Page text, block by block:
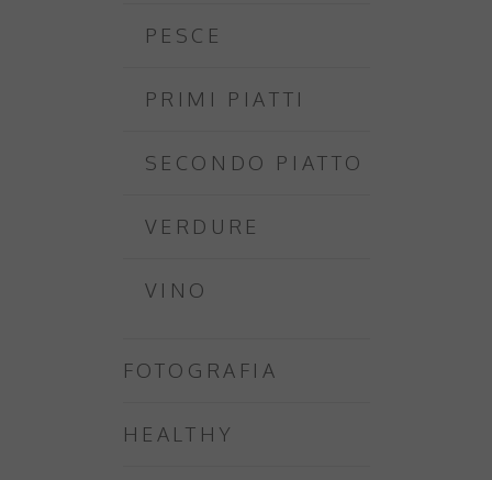
PESCE
PRIMI PIATTI
SECONDO PIATTO
VERDURE
VINO
FOTOGRAFIA
HEALTHY